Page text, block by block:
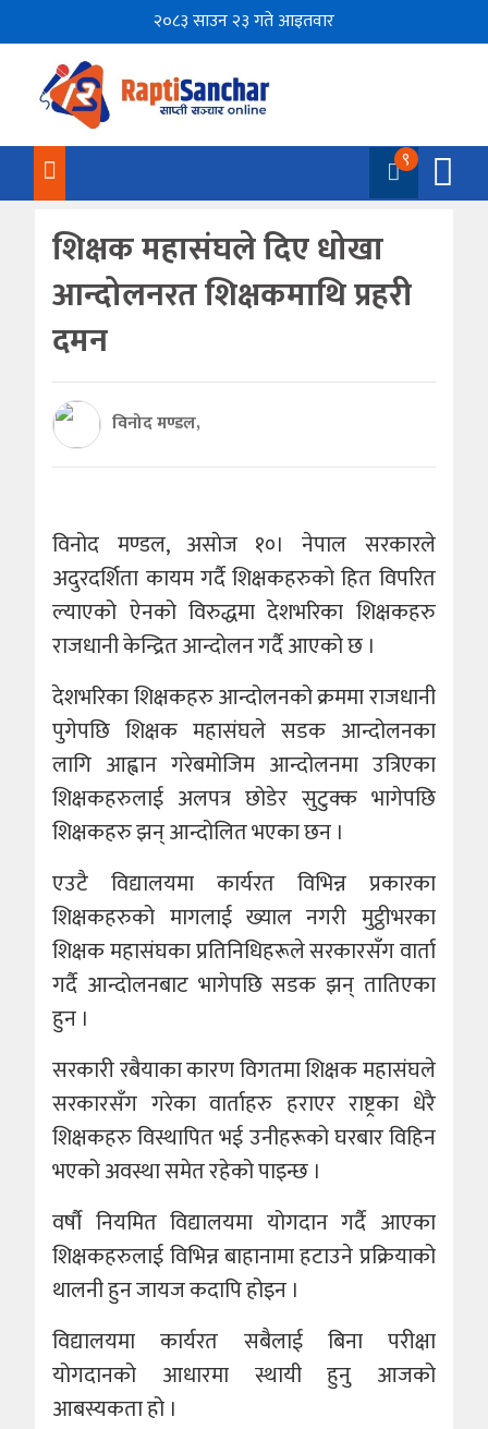
२०८३ साउन २३ गते आइतवार
९
शिक्षक महासंघले दिए धोखा
आन्दोलनरत शिक्षकमाथि प्रहरी
दमन
विनोद मण्डल,
विनोद मण्डल, असाेज १०। नेपाल सरकारले
अदुरदर्शिता कायम गर्दै शिक्षकहरुको हित विपरित
ल्याएको ऐनको विरुद्धमा देशभरिका शिक्षकहरु
राजधानी केन्द्रित आन्दोलन गर्दै आएको छ ।
देशभरिका शिक्षकहरु आन्दोलनको क्रममा राजधानी
पुगेपछि शिक्षक महासंघले सडक आन्दोलनका
लागि आह्वान गरेबमोजिम आन्दोलनमा उत्रिएका
शिक्षकहरुलाई अलपत्र छोडेर सुटुक्क भागेपछि
शिक्षकहरु झन् आन्दोलित भएका छन ।
एउटै विद्यालयमा कार्यरत विभिन्न प्रकारका
शिक्षकहरुको मागलाई ख्याल नगरी मुट्ठीभरका
शिक्षक महासंघका प्रतिनिधिहरूले सरकारसँग वार्ता
गर्दै आन्दोलनबाट भागेपछि सडक झन् तातिएका
हुन ।
सरकारी रबैयाका कारण विगतमा शिक्षक महासंघले
सरकारसँग गरेका वार्ताहरु हराएर राष्ट्रका धेरै
शिक्षकहरु विस्थापित भई उनीहरूको घरबार विहिन
भएको अवस्था समेत रहेको पाइन्छ ।
वर्षौ नियमित विद्यालयमा योगदान गर्दै आएका
शिक्षकहरुलाई विभिन्न बाहानामा हटाउने प्रक्रियाको
थालनी हुन जायज कदापि होइन ।
विद्यालयमा कार्यरत सबैलाई बिना परीक्षा
योगदानको आधारमा स्थायी हुनु आजको
आबस्यकता हो ।